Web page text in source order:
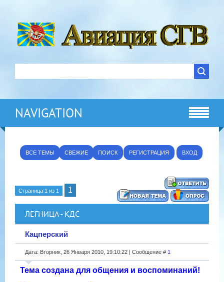
NAVIGATION
ВСЕ ТЕМЫ СВЕЖИЕ ПОИСК РЕГИСТРАЦИЯ ВХОД
Страница 1 из 1 1
ЛЕГНИЦА - КДС
Кацперский
Дата: Вторник, 26 Января 2010, 19:10:22 | Сообщение # 1
Тема создана для общения и воспоминаний!